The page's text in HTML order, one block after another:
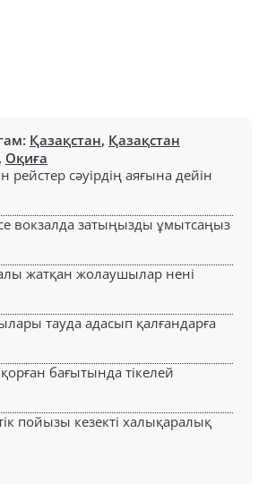
Қазақстан, Қазақстан
, Оқиға
рейстер сәуірдің аяғына дейін
вокзалда затыңызды ұмытсаңыз
жатқан жолаушылар нені
тауда адасып қалғандарға
бағытында тікелей
пойызы кезекті халықаралық